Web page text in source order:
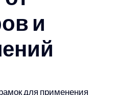
и
для применения